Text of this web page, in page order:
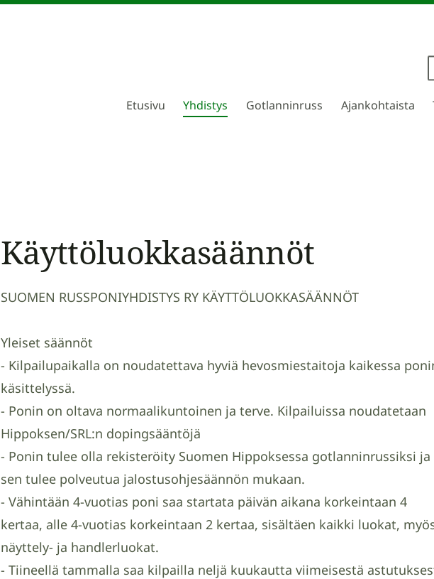
Etusivu Yhdistys Gotlanninruss Ajankohtaista
Käyttöluokkasäännöt
SUOMEN RUSSPONIYHDISTYS RY KÄYTTÖLUOKKASÄÄNNÖT
Yleiset säännöt
- Kilpailupaikalla on noudatettava hyviä hevosmiestaitoja kaikessa
käsittelyssä.
- Ponin on oltava normaalikuntoinen ja terve. Kilpailuissa noudatetaan
Hippoksen/SRL:n dopingsääntöjä
- Ponin tulee olla rekisteröity Suomen Hippoksessa gotlanninrussiksi ja
sen tulee polveutua jalostusohjesäännön mukaan.
- Vähintään 4-vuotias poni saa startata päivän aikana korkeintaan 4
kertaa, alle 4-vuotias korkeintaan 2 kertaa, sisältäen kaikki luokat,
näyttely- ja handlerluokat.
- Tiineellä tammalla saa kilpailla neljä kuukautta viimeisestä